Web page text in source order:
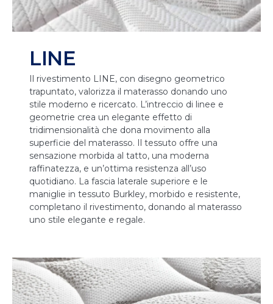
LINE
Il rivestimento LINE, con disegno geometrico
trapuntato, valorizza il materasso donando uno
stile moderno e ricercato. L’intreccio di linee e
geometrie crea un elegante effetto di
tridimensionalità che dona movimento alla
superficie del materasso. Il tessuto offre una
sensazione morbida al tatto, una moderna
raffinatezza, e un’ottima resistenza all’uso
quotidiano. La fascia laterale superiore e le
maniglie in tessuto Burkley, morbido e resistente,
completano il rivestimento, donando al materasso
uno stile elegante e regale.